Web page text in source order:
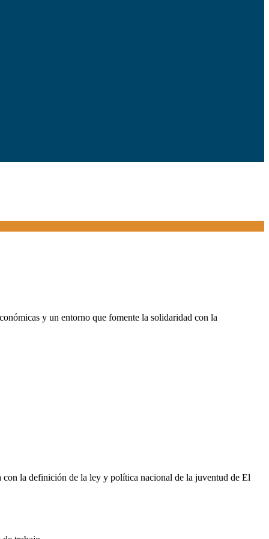
y un entorno que fomente la solidaridad con la
la definición de la ley y política nacional de la juventud de El